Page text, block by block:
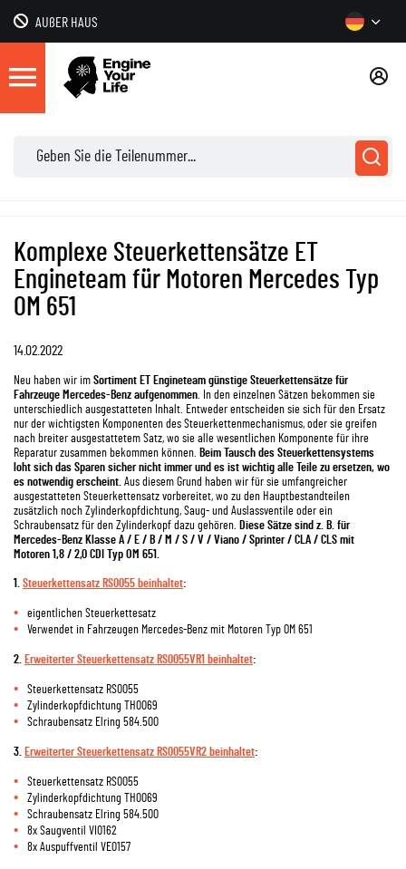
AUßER HAUS
Komplexe Steuerkettensätze ET
Engineteam für Motoren Mercedes Typ
OM 651
14.02.2022
Neu haben wir im Sortiment ET Engineteam günstige Steuerkettensätze für
Fahrzeuge Mercedes-Benz aufgenommen . In den einzelnen Sätzen bekommen sie
unterschiedlich ausgestatteten Inhalt. Entweder entscheiden sie sich für den Ersatz
nur der wichtigsten Komponenten des Steuerkettenmechanismus, oder sie greifen
nach breiter ausgestattetem Satz, wo sie alle wesentlichen Komponente für ihre
Reparatur zusammen bekommen können. Beim Tausch des Steuerkettensystems
loht sich das Sparen sicher nicht immer und es ist wichtig alle Teile zu ersetzen, wo
es notwendig erscheint. Aus diesem Grund haben wir für sie umfangreicher
ausgestatteten Steuerkettensatz vorbereitet, wo zu den Hauptbestandteilen
zusätzlich noch Zylinderkopfdichtung, Saug- und Auslassventile oder ein
Schraubensatz für den Zylinderkopf dazu gehören. Diese Sätze sind z. B. für
Mercedes-Benz Klasse A / E / B / M / S / V / Viano / Sprinter / CLA / CLS mit
Motoren 1,8 / 2,0 CDI Typ OM 651.
1. Steuerkettensatz RS0055 beinhaltet:
eigentlichen Steuerkettesatz
Verwendet in Fahrzeugen Mercedes-Benz mit Motoren Typ OM 651
2. Erweiterter Steuerkettensatz RS0055VR1 beinhaltet:
Steuerkettensatz RS0055
Zylinderkopfdichtung TH0069
Schraubensatz Elring 584.500
3. Erweiterter Steuerkettensatz RS0055VR2 beinhaltet:
Steuerkettensatz RS0055
Zylinderkopfdichtung TH0069
Schraubensatz Elring 584.500
8x Saugventil VI0162
8x Auspuffventil VE0157